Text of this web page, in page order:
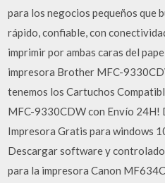
para los negocios pequeños que
rápido, confiable, con
imprimir por ambas caras del
impresora Brother MFC-
tenemos los Cartuchos
MFC-9330CDW con Envío 24H!
Impresora Gratis para windows
Descargar software y
para la impresora Canon